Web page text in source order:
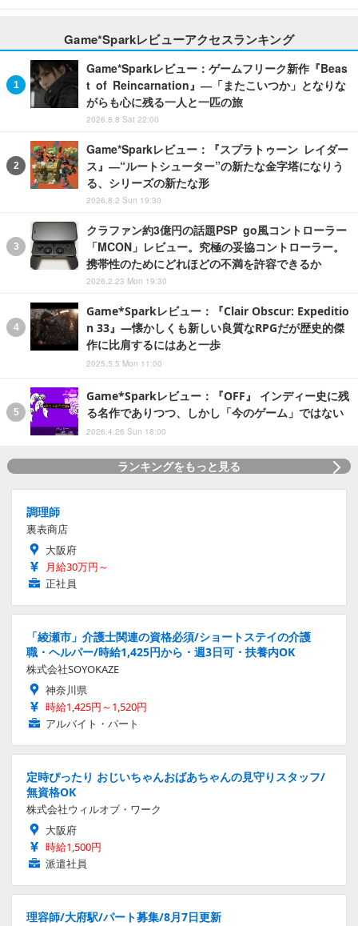
Game*Sparkレビューアクセスランキング
Game*Sparkレビュー：ゲームフリーク新作『Beas
t of Reincarnation』―「またこいつか」となりな
がらも心に残る一人と一匹の旅
2026.8.8 Sat 22:00
Game*Sparkレビュー：『スプラトゥーン レイダー
ス』―“ルートシューター”の新たな金字塔になりう
る、シリーズの新たな形
2026.8.2 Sun 19:30
クラファン約3億円の話題PSP go風コントローラー
「MCON」レビュー。究極の妥協コントローラー。
携帯性のためにどれほどの不満を許容できるか
2026.2.23 Mon 19:30
Game*Sparkレビュー：『Clair Obscur: Expeditio
n 33』―懐かしくも新しい良質なRPGだが歴史的傑
作に比肩するにはあと一歩
2025.5.5 Mon 11:00
Game*Sparkレビュー：『OFF』 インディー史に残
る名作でありつつ、しかし「今のゲーム」ではない
2026.4.26 Sun 18:00
ランキングをもっと見る
調理師
裏表商店
大阪府
月給30万円～
正社員
「綾瀬市」介護士関連の資格必須/ショートステイの介護
職・ヘルパー/時給1,425円から・週3日可・扶養内OK
株式会社SOYOKAZE
神奈川県
時給1,425円～1,520円
アルバイト・パート
定時ぴったり おじいちゃんおばあちゃんの見守りスタッフ/
無資格OK
株式会社ウィルオブ・ワーク
大阪府
時給1,500円
派遣社員
理容師/大府駅/パート募集/8月7日更新